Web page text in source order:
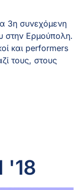
3η συνεχόμενη
στην Ερμούπολη.
και performers
τους, στους
'18